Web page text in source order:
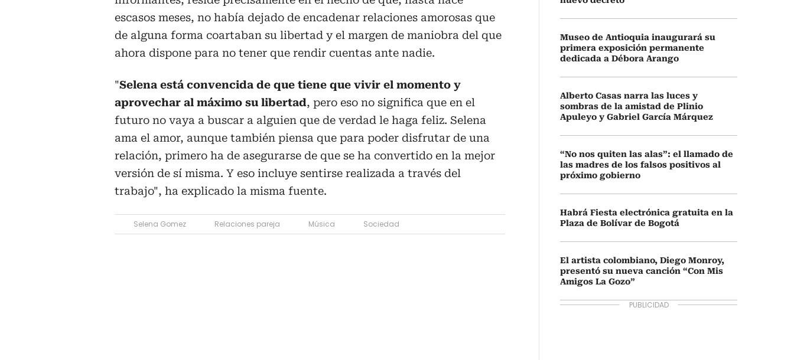
escasos meses, no había dejado de encadenar relaciones amorosas que
de alguna forma coartaban su libertad y el margen de maniobra del que
ahora dispone para no tener que rendir cuentas ante nadie.
"Selena está convencida de que tiene que vivir el momento y
aprovechar al máximo su libertad, pero eso no significa que en el
futuro no vaya a buscar a alguien que de verdad le haga feliz. Selena
ama el amor, aunque también piensa que para poder disfrutar de una
relación, primero ha de asegurarse de que se ha convertido en la mejor
versión de sí misma. Y eso incluye sentirse realizada a través del
trabajo", ha explicado la misma fuente.
Selena Gomez Relaciones pareja Música Sociedad
Museo de Antioquia inaugurará su
primera exposición permanente
dedicada a Débora Arango
Alberto Casas narra las luces y
sombras de la amistad de Plinio
Apuleyo y Gabriel García Márquez
“No nos quiten las alas”: el llamado de
las madres de los falsos positivos al
próximo gobierno
Habrá Fiesta electrónica gratuita en la
Plaza de Bolívar de Bogotá
El artista colombiano, Diego Monroy,
presentó su nueva canción “Con Mis
Amigos La Gozo”